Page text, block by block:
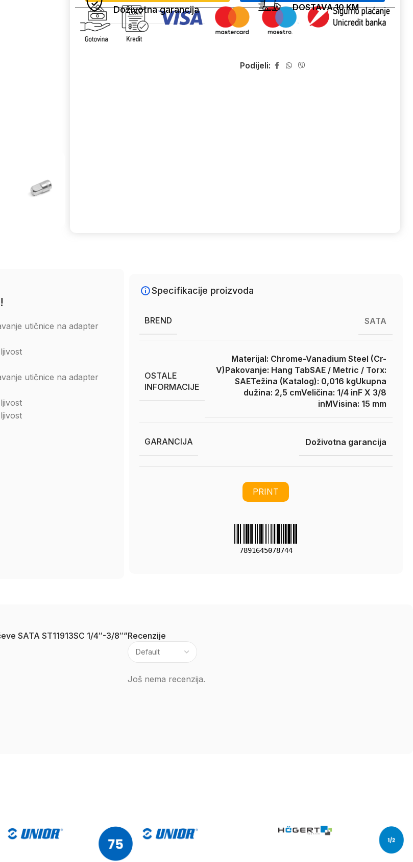
Doživotna garancija DOSTAVA 10 KM
Podijeli:
utičnice na adapter
utičnice na adapter
Specifikacije proizvoda
BREND SATA
OSTALE
INFORMACIJE
Materijal: Chrome-Vanadium Steel (Cr-
V)Pakovanje: Hang TabSAE / Metric / Torx:
SAETežina (Katalog): 0,016 kgUkupna
dužina: 2,5 cmVeličina: 1/4 inF X 3/8
inMVisina: 15 mm
GARANCIJA Doživotna garancija
PRINT
7891645078744
Recenzije
Još nema recenzija.
SATA ST11913SC 1/4″-3/8″”